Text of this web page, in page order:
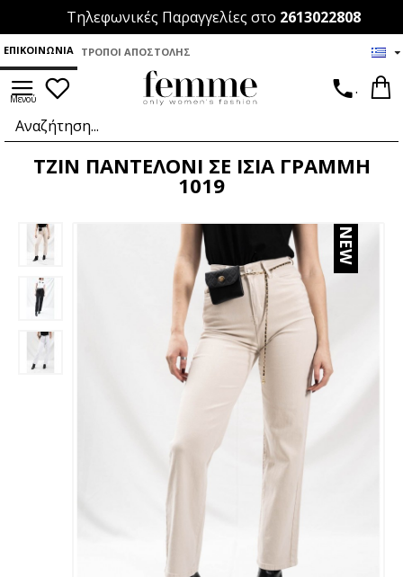
Τηλεφωνικές Παραγγελίες στο 2613022808
ΕΠΙΚΟΙΝΩΝΊΑ ΤΡΌΠΟΙ ΑΠΟΣΤΟΛΉΣ
.
ΤΖΙΝ ΠΑΝΤΕΛΟΝΙ ΣΕ ΙΣΙΑ ΓΡΑΜΜΗ
1019
NEW